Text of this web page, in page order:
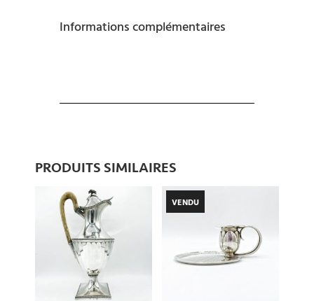
Informations complémentaires
PRODUITS SIMILAIRES
VENDU